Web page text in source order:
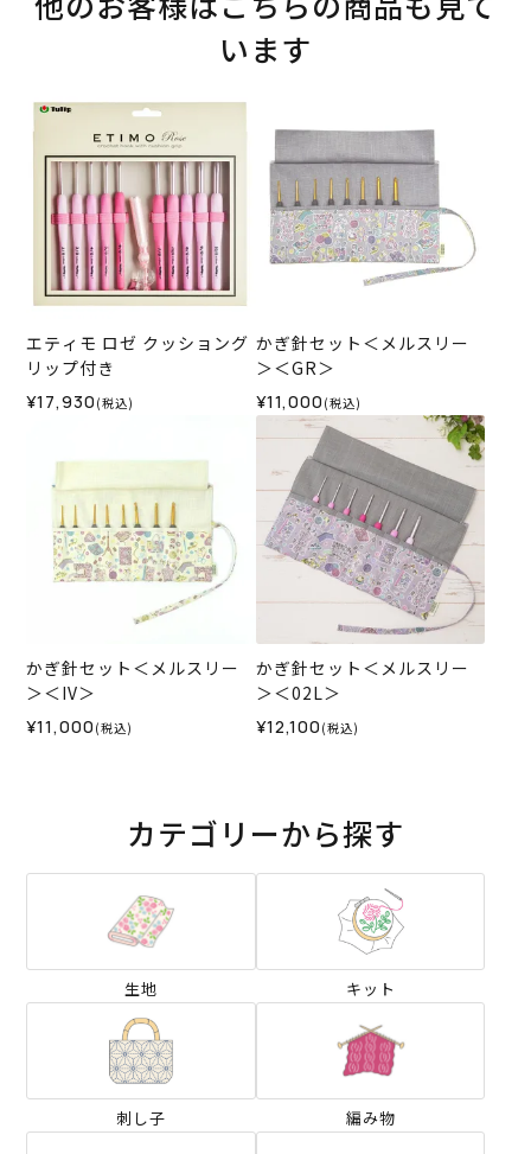
います
エティモ ロゼ クッショング
リップ付き
¥17,930 (税込)
かぎ針セット＜メルスリー
＞＜GR＞
¥11,000 (税込)
かぎ針セット＜メルスリー
＞＜IV＞
¥11,000 (税込)
かぎ針セット＜メルスリー
＞＜02L＞
¥12,100 (税込)
カテゴリーから探す
生地 キット
刺し子 編み物